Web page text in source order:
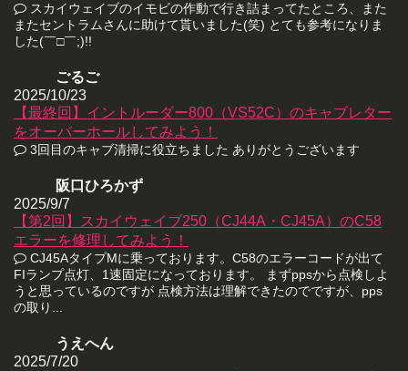
スカイウェイブのイモビの作動で行き詰まってたところ、また
またセントラムさんに助けて貰いました(笑) とても参考になりま
した(￣□￣;)!!
ごるご
2025/10/23
【最終回】イントルーダー800（VS52C）のキャブレター
をオーバーホールしてみよう！
3回目のキャブ清掃に役立ちました ありがとうございます
阪口ひろかず
2025/9/7
【第2回】スカイウェイブ250（CJ44A・CJ45A）のC58
エラーを修理してみよう！
CJ45AタイプMに乗っております。C58のエラーコードが出て
FIランプ点灯、1速固定になっております。 まずppsから点検しよ
うと思っているのですが 点検方法は理解できたのでですが、pps
の取り...
うえへん
2025/7/20